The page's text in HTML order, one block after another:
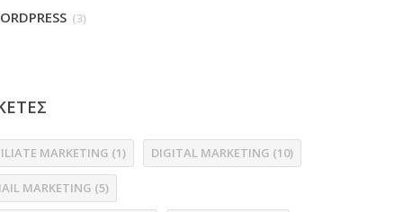
(3)
MARKETING (1) DIGITAL MARKETING (10)
MARKETING (5)